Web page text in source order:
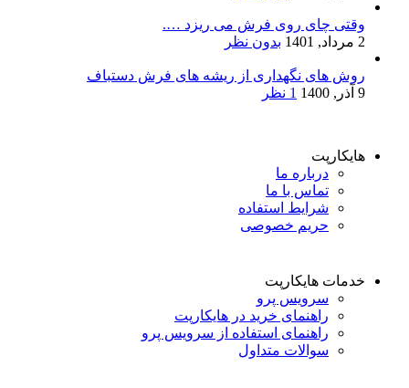
وقتی چای روی فرش می ریزد ….
2 مرداد, 1401
بدون نظر
روش های نگهداری از ریشه های فرش دستباف
9 آذر, 1400
1 نظر
هایکارپت
درباره ما
تماس با ما
شرایط استفاده
حریم خصوصی
خدمات هایکارپت
سرویس پرو
راهنمای خرید در هایکارپت
راهنمای استفاده از سرویس پرو
سوالات متداول